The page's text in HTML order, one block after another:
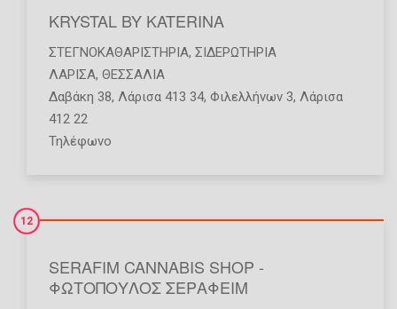
KRYSTAL BY KATERINA
ΣΤΕΓΝΟΚΑΘΑΡΙΣΤΉΡΙΑ, ΣΙΔΕΡΩΤΉΡΙΑ
ΛΑΡΙΣΑ, ΘΕΣΣΑΛΙΑ
Δαβάκη 38, Λάρισα 413 34, Φιλελλήνων 3, Λάρισα
412 22
Τηλέφωνο
SERAFIM CANNABIS SHOP -
ΦΩΤΟΠΟΥΛΟΣ ΣΕΡΑΦΕΙΜ
12